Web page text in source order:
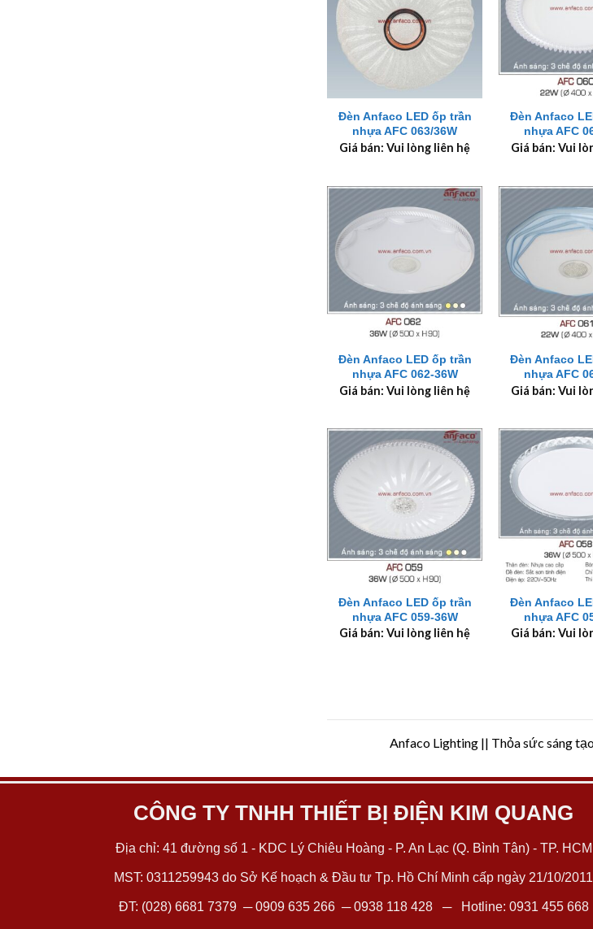
Đèn Anfaco LED ốp trần
nhựa AFC 063/36W
Giá bán: Vui lòng liên hệ
Đèn Anfaco
nhựa AFC
Giá bán: Vui
Đèn Anfaco LED ốp trần
nhựa AFC 062-36W
Giá bán: Vui lòng liên hệ
Đèn Anfaco
nhựa AFC
Giá bán: Vui
Đèn Anfaco LED ốp trần
nhựa AFC 059-36W
Giá bán: Vui lòng liên hệ
+
Đèn Anfaco
nhựa AFC
Giá bán: Vui
Anfaco Lighting || Thỏa sức sáng
CÔNG TY TNHH THIẾT BỊ ĐIỆN KIM QUANG
Địa chỉ: 41 đường số 1 - KDC Lý Chiêu Hoàng - P. An Lạc (Q. Bình Tân) - TP. HCM
MST: 0311259943 do Sở Kế hoạch & Đầu tư Tp. Hồ Chí Minh cấp ngày 21/10/2011
ĐT: (028) 6681 7379 ─0909 635 266─0938 118 428─ Hotline: 0931 455 668